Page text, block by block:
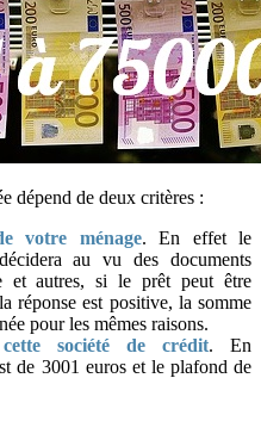
dépend de deux critères :
votre ménage. En effet le
au vu des documents
et autres, si le prêt peut être
réponse est positive, la somme
pour les mêmes raisons.
société de crédit. En
de 3001 euros et le plafond de